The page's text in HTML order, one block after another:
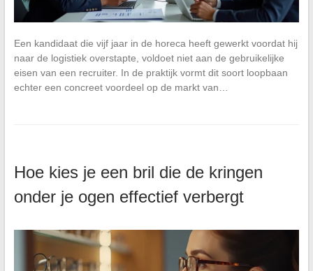
Een kandidaat die vijf jaar in de horeca heeft gewerkt voordat hij
naar de logistiek overstapte, voldoet niet aan de gebruikelijke
eisen van een recruiter. In de praktijk vormt dit soort loopbaan
echter een concreet voordeel op de markt van…
Hoe kies je een bril die de kringen
onder je ogen effectief verbergt